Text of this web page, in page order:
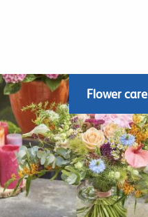
Flower care